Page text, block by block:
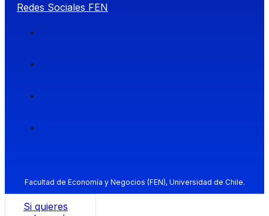
Redes Sociales FEN
Facultad de Economía y Negocios (FEN), Universidad de Chile.
Si quieres